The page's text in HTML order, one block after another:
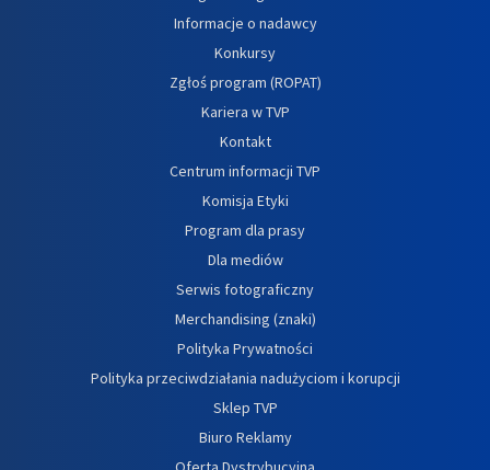
Informacje o nadawcy
Konkursy
Zgłoś program (ROPAT)
Kariera w TVP
Kontakt
Centrum informacji TVP
Komisja Etyki
Program dla prasy
Dla mediów
Serwis fotograficzny
Merchandising (znaki)
Polityka Prywatności
Polityka przeciwdziałania nadużyciom i korupcji
Sklep TVP
Biuro Reklamy